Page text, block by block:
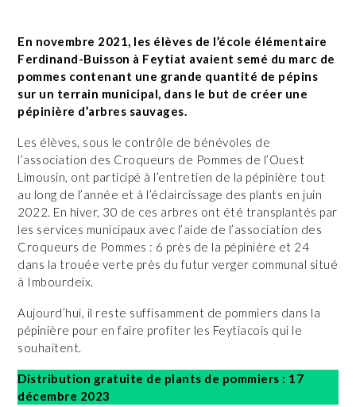
En novembre 2021, les élèves de l’école élémentaire
Ferdinand-Buisson à Feytiat avaient semé du marc de
pommes contenant une grande quantité de pépins
sur un terrain municipal, dans le but de créer une
pépinière d’arbres sauvages.
Les élèves, sous le contrôle de bénévoles de
l’association des Croqueurs de Pommes de l’Ouest
Limousin, ont participé à l’entretien de la pépinière tout
au long de l’année et à l’éclaircissage des plants en juin
2022. En hiver, 30 de ces arbres ont été transplantés par
les services municipaux avec l’aide de l’association des
Croqueurs de Pommes : 6 près de la pépinière et 24
dans la trouée verte près du futur verger communal situé
à Imbourdeix.
Aujourd’hui, il reste suffisamment de pommiers dans la
pépinière pour en faire profiter les Feytiacois qui le
souhaitent.
Distribution gratuite de plants de pommiers : 17
décembre 2023